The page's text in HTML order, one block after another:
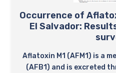
Occurrence of
El Salvador:
Aflatoxin M1 (AFM1) is a
(AFB1) and is excreted